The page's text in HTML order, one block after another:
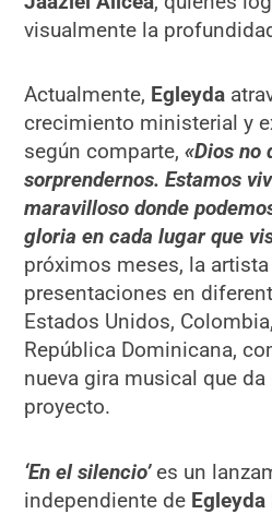
visualmente la
Actualmente, Egleyda
crecimiento ministerial y
según comparte,«Dios no
sorprendernos. Estamos
maravilloso donde
gloria en cada lugar que
próximos meses, la
presentaciones en
Estados Unidos,
República Dominicana,
nueva gira musical que
proyecto.
‘En el silencio’ es un
independiente de